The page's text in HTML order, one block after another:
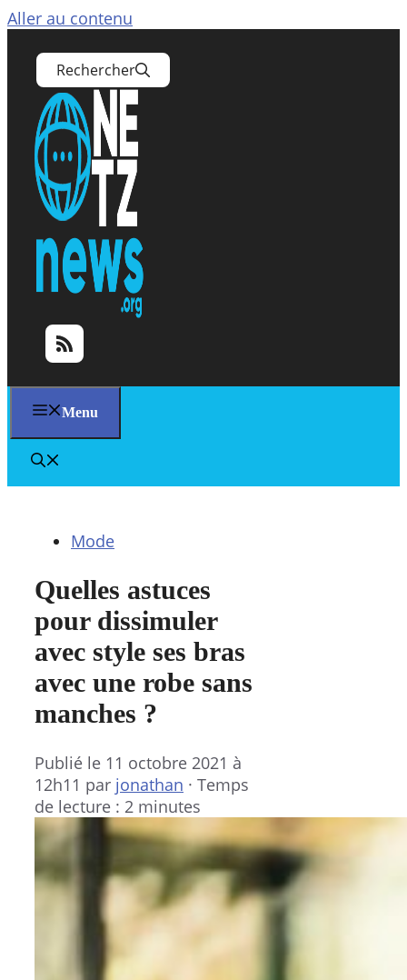
Aller au contenu
Rechercher
Menu
Mode
Quelles astuces
pour dissimuler
avec style ses bras
avec une robe sans
manches ?
Publié le 11 octobre 2021 à
12h11 par jonathan · Temps
de lecture : 2 minutes